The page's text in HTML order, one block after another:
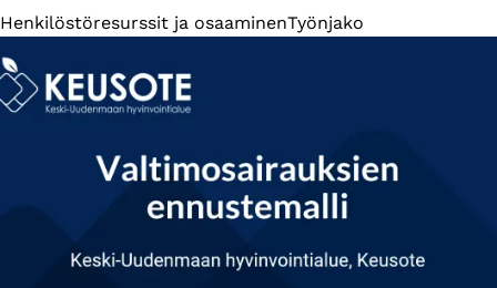
Henkilöstöresurssit ja osaaminenTyönjako